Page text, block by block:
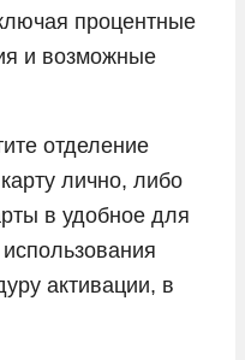
процентные
и возможные
отделение
лично, либо
в удобное для
активации, в